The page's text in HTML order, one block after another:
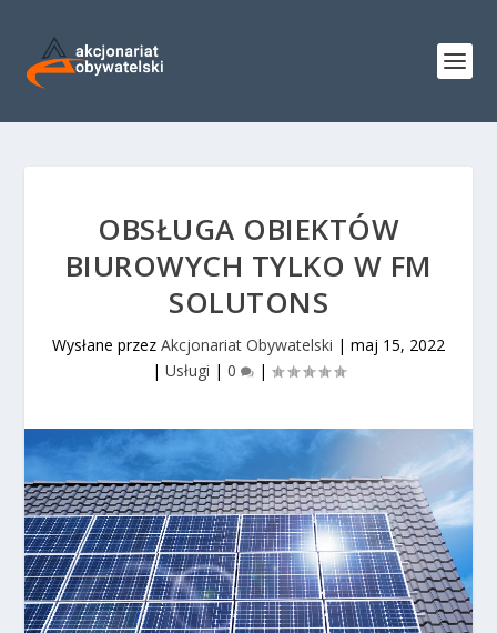
OBSŁUGA OBIEKTÓW
BIUROWYCH TYLKO W FM
SOLUTONS
Wysłane przez Akcjonariat Obywatelski | maj 15, 2022
| Usługi | 0 |